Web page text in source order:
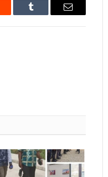
Tumblr Email